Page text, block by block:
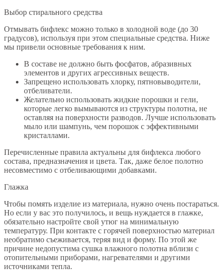
Выбор стирального средства
Отмывать бифлекс можно только в холодной воде (до 30
градусов), используя при этом специальные средства. Ниже
мы привели основные требования к ним.
В составе не должно быть фосфатов, абразивных
элементов и других агрессивных веществ.
Запрещено использовать хлорку, пятновыводители,
отбеливатели.
Желательно использовать жидкие порошки и гели,
которые легко вымываются из структуры полотна, не
оставляя на поверхности разводов. Лучше использовать
мыло или шампунь, чем порошок с эффективными
кристаллами.
Перечисленные правила актуальны для бифлекса любого
состава, предназначения и цвета. Так, даже белое полотно
несовместимо с отбеливающими добавками.
Глажка
Чтобы помять изделие из материала, нужно очень постараться.
Но если у вас это получилось, и вещь нуждается в глажке,
обязательно настройте свой утюг на минимальную
температуру. При контакте с горячей поверхностью материал
необратимо съеживается, теряя вид и форму. По этой же
причине недопустима сушка влажного полотна вблизи с
отопительными приборами, нагревателями и другими
источниками тепла.